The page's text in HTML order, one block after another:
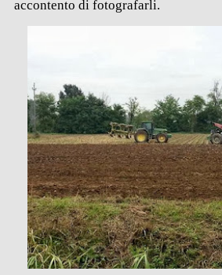
accontento di fotografarli.